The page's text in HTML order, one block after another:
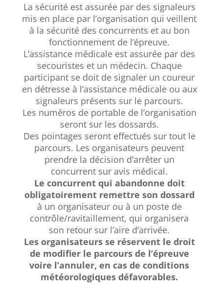
La sécurité est assurée par des signaleurs
mis en place par l’organisation qui veillent
à la sécurité des concurrents et au bon
fonctionnement de l’épreuve.
L’assistance médicale est assurée par des
secouristes et un médecin. Chaque
participant se doit de signaler un coureur
en détresse à l’assistance médicale ou aux
signaleurs présents sur le parcours.
Les numéros de portable de l’organisation
seront sur les dossards.
Des pointages seront effectués sur tout le
parcours. Les organisateurs peuvent
prendre la décision d’arrêter un
concurrent sur avis médical.
Le concurrent qui abandonne doit
obligatoirement remettre son dossard
à un organisateur ou à un poste de
contrôle/ravitaillement, qui organisera
son retour sur l’aire d’arrivée.
Les organisateurs se réservent le droit
de modifier le parcours de l’épreuve
voire l’annuler, en cas de conditions
météorologiques défavorables.